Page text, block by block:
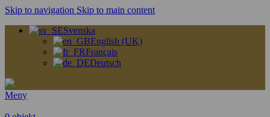
Skip to navigation Skip to main content
Svenska
English (UK)
Français
Deutsch
Meny